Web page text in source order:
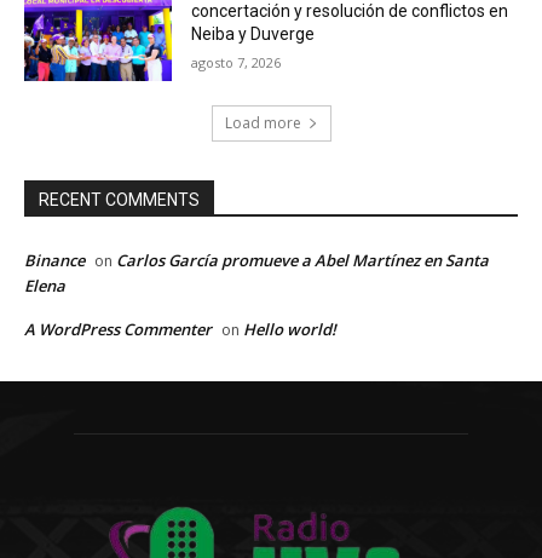
concertación y resolución de conflictos en
Neiba y Duverge
agosto 7, 2026
Load more
RECENT COMMENTS
Binance on Carlos García promueve a Abel Martínez en Santa
Elena
A WordPress Commenter on Hello world!